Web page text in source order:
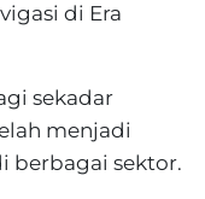
di Era
sekadar
menjadi
berbagai sektor.